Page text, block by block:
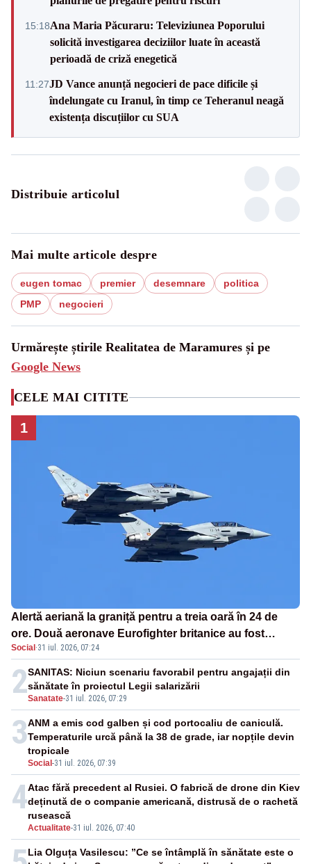
15:18Ana Maria Păcuraru: Televiziunea Poporului
solicită investigarea deciziilor luate în această
perioadă de criză enegetică
11:27JD Vance anunță negocieri de pace dificile și
îndelungate cu Iranul, în timp ce Teheranul neagă
existența discuțiilor cu SUA
Distribuie articolul
Mai multe articole despre
eugen tomac premier desemnare
politica
PMP
negocieri
Urmărește știrile Realitatea de Maramures și pe
Google News
CELE MAI CITITE
1
Alertă aeriană la graniță pentru a treia oară în 24 de
ore. Două aeronave Eurofighter britanice au fost
ridicate de la sol
Social·31 iul. 2026, 07:24
2Sanatate-31 iul. 2026, 07:29
SANITAS: Niciun scenariu favorabil pentru angajații din
sănătate în proiectul Legii salarizării
3
Social-31 iul. 2026, 07:39
ANM a emis cod galben și cod portocaliu de caniculă.
Temperaturile urcă până la 38 de grade, iar nopțile devin
tropicale
4
Actualitate-31 iul. 2026, 07:40
Atac fără precedent al Rusiei. O fabrică de drone din Kiev
deținută de o companie americană, distrusă de o rachetă
rusească
Lia Olguța Vasilescu: ”Ce se întâmplă în sănătate este o